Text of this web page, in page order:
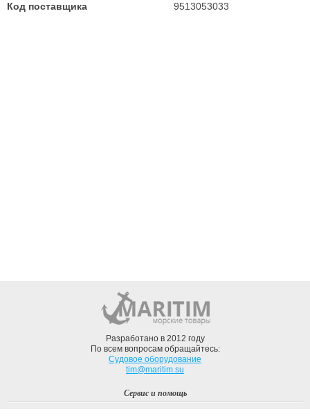
Код поставщика
9513053033
Разработано в 2012 году
По всем вопросам обращайтесь:
Судовое оборудование
tim@maritim.su
Сервис и помощь